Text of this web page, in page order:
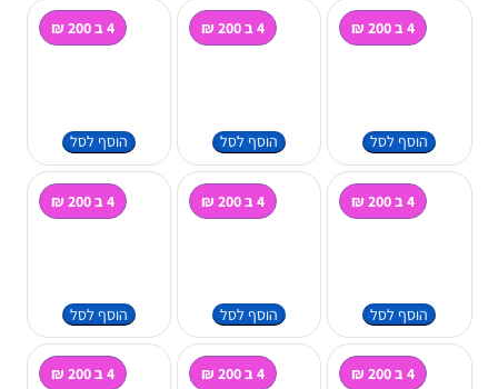
4 ב 200 ₪
הוסף לסל
4 ב 200 ₪
הוסף לסל
4 ב 200 ₪
הוסף לסל
4 ב 200 ₪
הוסף לסל
4 ב 200 ₪
הוסף לסל
4 ב 200 ₪
הוסף לסל
4 ב 200 ₪ 4 ב 200 ₪ 4 ב 200 ₪